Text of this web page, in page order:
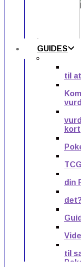
GUIDES
til
kort
TCG
din
til